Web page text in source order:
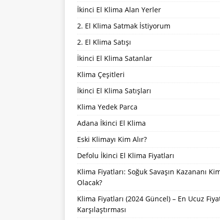
İkinci El Klima Alan Yerler
2. El Klima Satmak İstiyorum
2. El Klima Satışı
İkinci El Klima Satanlar
Klima Çeşitleri
İkinci El Klima Satışları
Klima Yedek Parca
Adana İkinci El Klima
Eski Klimayı Kim Alır?
Defolu İkinci El Klima Fiyatları
Klima Fiyatları: Soğuk Savaşın Kazananı
Olacak?
Klima Fiyatları (2024 Güncel) – En Ucuz
Karşılaştırması